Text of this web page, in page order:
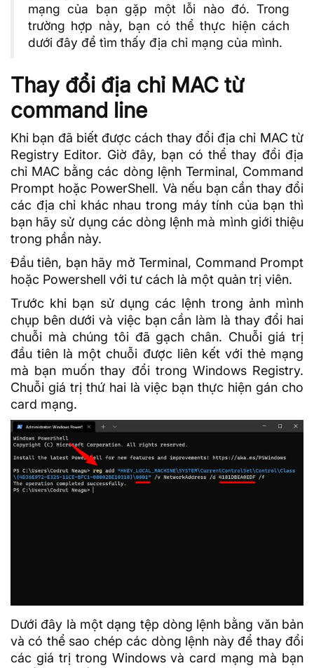
mạng của bạn gặp một lỗi nào đó. Trong
trường hợp này, bạn có thể thực hiện cách
dưới đây để tìm thấy địa chỉ mạng của mình.
Thay đổi địa chỉ MAC từ
command line
Khi bạn đã biết được cách thay đổi địa chỉ MAC từ
Registry Editor. Giờ đây, bạn có thể thay đổi địa
chỉ MAC bằng các dòng lệnh Terminal, Command
Prompt hoặc PowerShell. Và nếu bạn cần thay đổi
các địa chỉ khác nhau trong máy tính của bạn thì
bạn hãy sử dụng các dòng lệnh mà mình giới thiệu
trong phần này.
Đầu tiên, bạn hãy mở Terminal, Command Prompt
hoặc Powershell với tư cách là một quản trị viên.
Trước khi bạn sử dụng các lệnh trong ảnh mình
chụp bên dưới và việc bạn cần làm là thay đổi hai
chuỗi mà chúng tôi đã gạch chân. Chuỗi giá trị
đầu tiên là một chuỗi được liên kết với thẻ mạng
mà bạn muốn thay đổi trong Windows Registry.
Chuỗi giá trị thứ hai là việc bạn thực hiện gán cho
card mạng.
Dưới đây là một dạng tệp dòng lệnh bằng văn bản
và có thể sao chép các dòng lệnh này để thay đổi
các giá trị trong Windows và card mạng mà bạn